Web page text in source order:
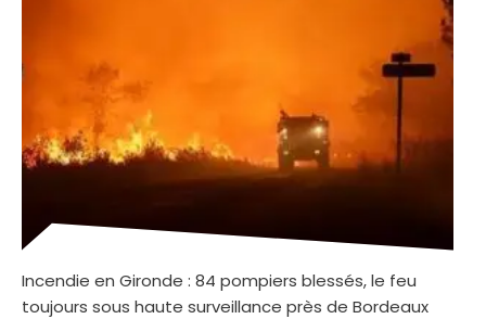
Incendie en Gironde : 84 pompiers blessés, le feu
toujours sous haute surveillance près de Bordeaux